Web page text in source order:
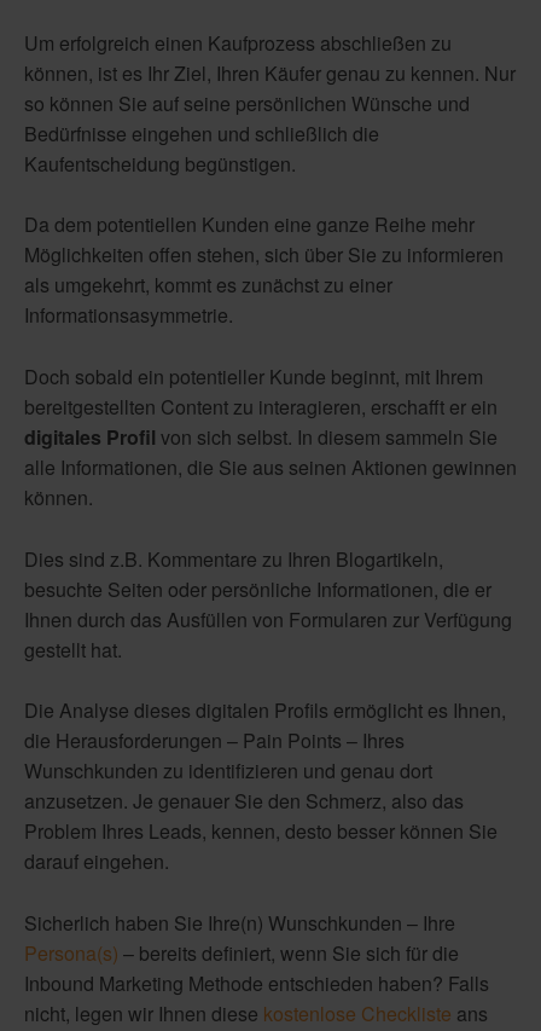
Um erfolgreich einen Kaufprozess abschließen zu
können, ist es Ihr Ziel, Ihren Käufer genau zu kennen. Nur
so können Sie auf seine persönlichen Wünsche und
Bedürfnisse eingehen und schließlich die
Kaufentscheidung begünstigen.
Da dem potentiellen Kunden eine ganze Reihe mehr
Möglichkeiten offen stehen, sich über Sie zu informieren
als umgekehrt, kommt es zunächst zu einer
Informationsasymmetrie.
Doch sobald ein potentieller Kunde beginnt, mit Ihrem
bereitgestellten Content zu interagieren, erschafft er ein
digitales Profil von sich selbst. In diesem sammeln Sie
alle Informationen, die Sie aus seinen Aktionen gewinnen
können.
Dies sind z.B. Kommentare zu Ihren Blogartikeln,
besuchte Seiten oder persönliche Informationen, die er
Ihnen durch das Ausfüllen von Formularen zur Verfügung
gestellt hat.
Die Analyse dieses digitalen Profils ermöglicht es Ihnen,
die Herausforderungen – Pain Points – Ihres
Wunschkunden zu identifizieren und genau dort
anzusetzen. Je genauer Sie den Schmerz, also das
Problem Ihres Leads, kennen, desto besser können Sie
darauf eingehen.
Sicherlich haben Sie Ihre(n) Wunschkunden – Ihre
Persona(s) – bereits definiert, wenn Sie sich für die
Inbound Marketing Methode entschieden haben? Falls
nicht, legen wir Ihnen diese kostenlose Checkliste ans